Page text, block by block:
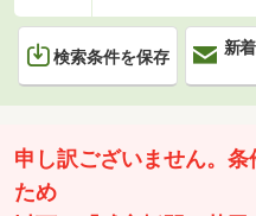
検索条件を保存
新
申し訳ございません。
ため